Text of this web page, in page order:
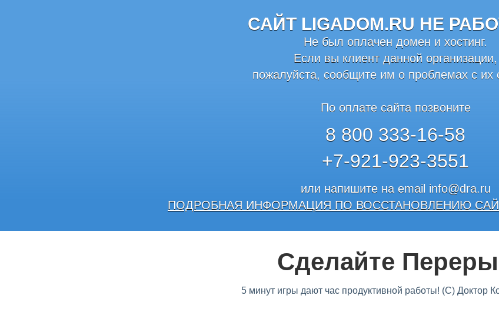
САЙТ LIGADOM.RU НЕ
Не был оплачен домен и хостинг.
Если вы клиент данной организации,
пожалуйста, сообщите им о проблемах с их
По оплате сайта позвоните
8 800 333-16-58
+7-921-923-3551
или напишите на email info@dra.ru
ПОДРОБНАЯ ИНФОРМАЦИЯ ПО ВОССТАНОВЛЕНИЮ
Сделайте
5 минут игры дают час продуктивной работы! (С) Доктор